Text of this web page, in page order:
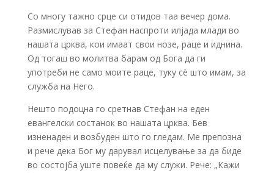
Со многу тажно срце си отидов таа вечер дома.
Размислував за Стефан наспроти илјада млади во
нашата црква, кои имаат свои нозе, раце и иднина.
Од тогаш во молитва барам од Бога да ги
употреби не само моите раце, туку сè што имам, за
служба на Него.
Нешто подоцна го сретнав Стефан на еден
евангелски состанок во нашата црква. Бев
изненаден и возбуден што го гледам. Ме препозна
и рече дека Бог му дарувал исцелување за да биде
во состојба уште повеќе да му служи. Рече: „Кажи